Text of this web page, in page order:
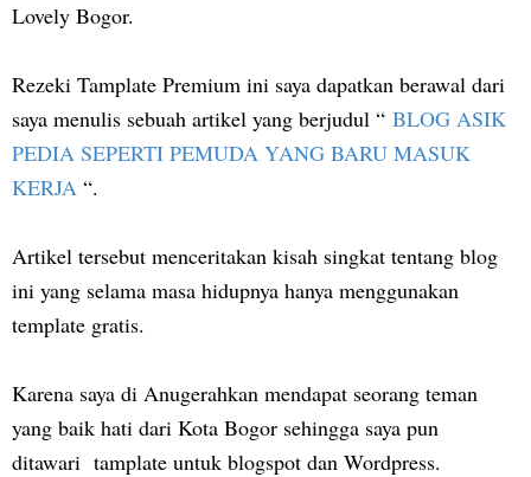
Lovely Bogor.
Rezeki Tamplate Premium ini saya dapatkan berawal dari
saya menulis sebuah artikel yang berjudul “ BLOG ASIK
PEDIA SEPERTI PEMUDA YANG BARU MASUK
KERJA “.
Artikel tersebut menceritakan kisah singkat tentang blog
ini yang selama masa hidupnya hanya menggunakan
template gratis.
Karena saya di Anugerahkan mendapat seorang teman
yang baik hati dari Kota Bogor sehingga saya pun
ditawari tamplate untuk blogspot dan Wordpress.